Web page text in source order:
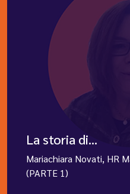
La storia di...
Mariachiara Novati, HR
(PARTE 1)